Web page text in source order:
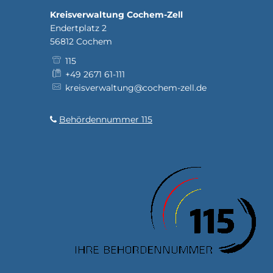
Kreisverwaltung Cochem-Zell
Endertplatz 2
56812 Cochem
115
+49 2671 61-111
kreisverwaltung@cochem-zell.de
Behördennummer 115